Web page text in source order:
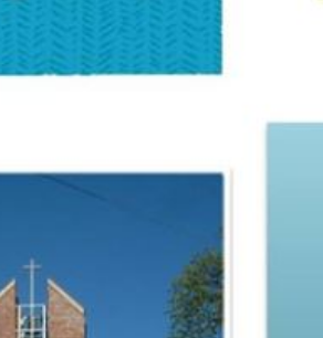
Akademickie
i Dialogu